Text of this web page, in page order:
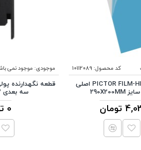
کد محصول: 10112089
فیلم PICTOR FILM-HIGH SPEED اصلی
موجودی: موجود نمی
سه بعدی ENDER-3 V2
0 تومان